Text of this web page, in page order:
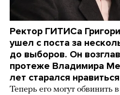
Ректор ГИТИСа
ушел с поста за
до выборов. Он
протеже Владимира
лет старался
Теперь его могут обвинить